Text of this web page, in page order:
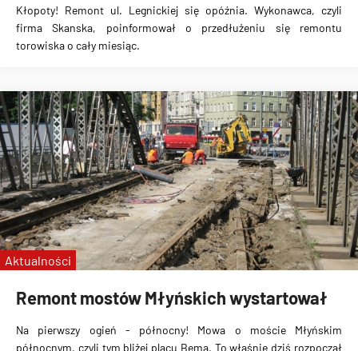
Kłopoty! Remont ul. Legnickiej się opóźnia. Wykonawca, czyli
firma Skanska, poinformował o przedłużeniu się remontu
torowiska o cały miesiąc.
Remont mostów Młyńskich wystartował
Na pierwszy ogień - północny! Mowa o moście Młyńskim
północnym, czyli tym bliżej placu Bema. To właśnie dziś rozpoczął
Aktualności